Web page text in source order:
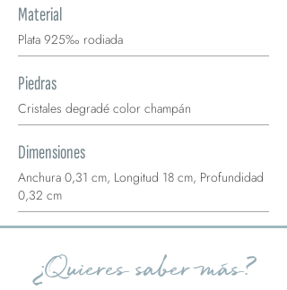
Material
Plata 925‰ rodiada
Piedras
Cristales degradé color champán
Dimensiones
Anchura 0,31 cm, Longitud 18 cm, Profundidad
0,32 cm
¿Quieres saber más?